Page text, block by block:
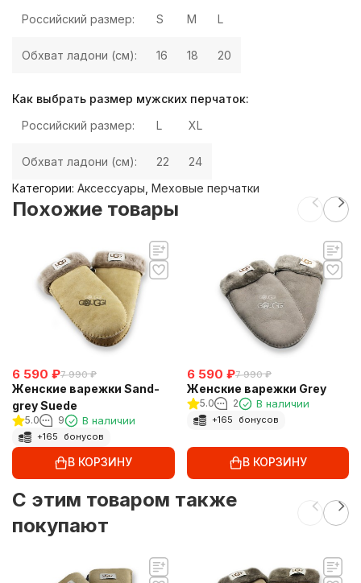
Российский размер:
S M L
Обхват ладони (см): 16 18 20
Как выбрать размер мужских перчаток:
Российский размер:
L XL
Обхват ладони (см): 22
24
Категории: Аксессуары Меховые перчатки
Похожие товары
6 590 ₽7 990 ₽
Женские варежки Sand-
grey Suede
5.0 9 В наличии
+165 бонусов
В КОРЗИНУ
6 590 ₽7 990 ₽
Женские варежки Grey
5.0 2 В наличии
+165 бонусов
В КОРЗИНУ
C этим товаром также
покупают